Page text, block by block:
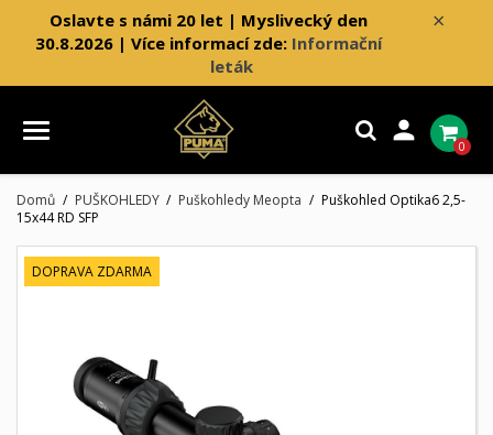
×
Oslavte s námi 20 let | Myslivecký den
30.8.2026 | Více informací zde: Informační
leták

0
Domů PUŠKOHLEDY Puškohledy Meopta
Puškohled Optika6 2,5-
15x44 RD SFP
DOPRAVA ZDARMA